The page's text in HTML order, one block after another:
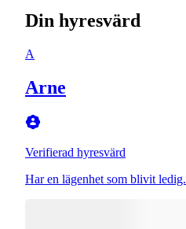
Din hyresvärd
A
Arne
Verifierad hyresvärd
Har en lägenhet som blivit ledig.